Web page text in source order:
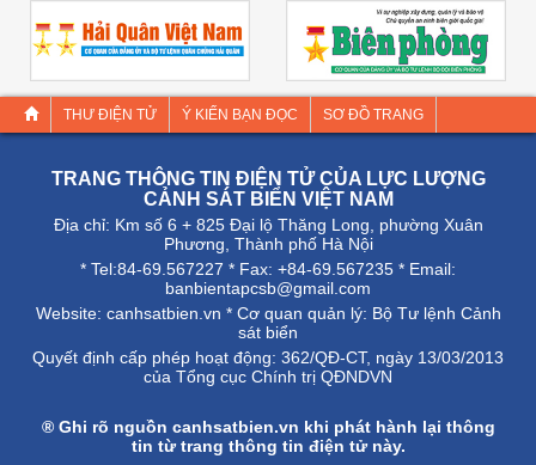
THƯ ĐIỆN TỬ Ý KIẾN BẠN ĐỌC SƠ ĐỒ TRANG
TRANG THÔNG TIN ĐIỆN TỬ CỦA LỰC LƯỢNG
CẢNH SÁT BIỂN VIỆT NAM
Địa chỉ: Km số 6 + 825 Đại lộ Thăng Long, phường Xuân
Phương, Thành phố Hà Nội
* Tel:84-69.567227 * Fax: +84-69.567235 * Email:
banbientapcsb@gmail.com
Website: canhsatbien.vn * Cơ quan quản lý: Bộ Tư lệnh Cảnh
sát biển
Quyết định cấp phép hoạt động: 362/QÐ-CT, ngày 13/03/2013
của Tổng cục Chính trị QĐNDVN
® Ghi rõ nguồn canhsatbien.vn khi phát hành lại thông
tin từ trang thông tin điện tử này.